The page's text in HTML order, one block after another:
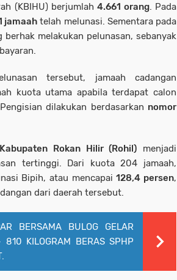
(KBIHU) berjumlah4.661 orang. Pada
jamaah telah melunasi. Sementara pada
berhak melakukan pelunasan, sebanyak
tersebut, jamaah cadangan
kuota utama apabila terdapat calon
dilakukan berdasarkan nomor
Kabupaten Rokan Hilir (Rohil) menjadi
tertinggi. Dari kuota 204 jamaah,
Bipih, atau mencapai128,4 persen,
dari daerah tersebut.
BERSAMA BULOG GELAR
810 KILOGRAM BERAS SPHP